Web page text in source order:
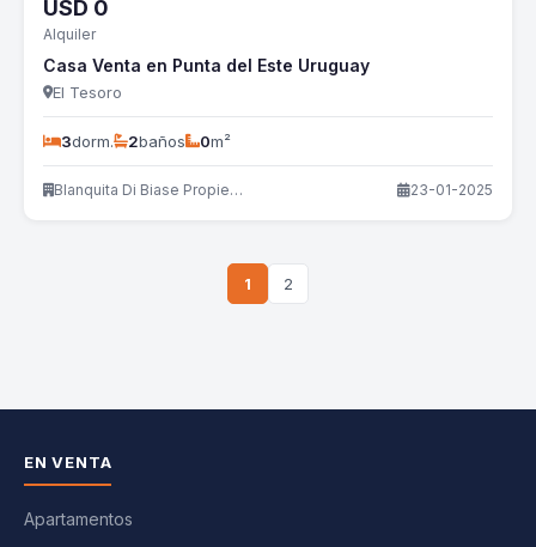
USD 0
Alquiler
Casa Venta en Punta del Este Uruguay
El Tesoro
3dorm. 2baños 0m²
Blanquita Di Biase Propiedades 23-01-2025
1 2
EN VENTA
Apartamentos